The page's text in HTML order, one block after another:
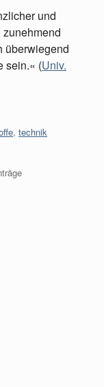
und
überwiegend
sein.« (Univ.
, technik